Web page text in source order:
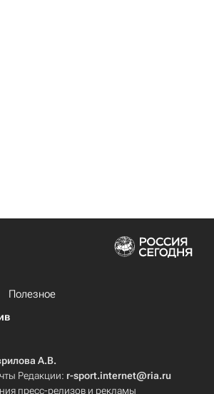
Полезное
А.В.
Редакции: r-sport.internet@ria.ru
пресс-релизов и рекламы